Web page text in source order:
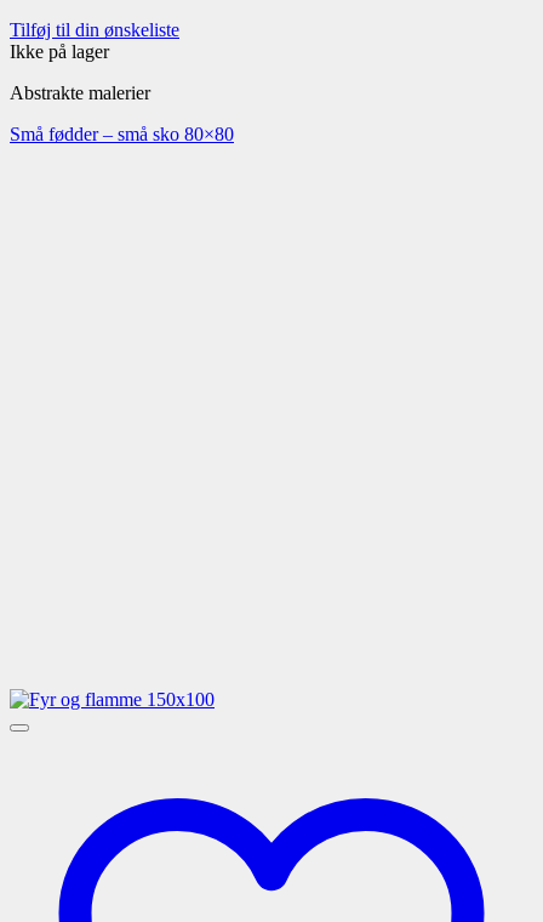
Tilføj til din ønskeliste
Ikke på lager
Abstrakte malerier
Små fødder – små sko 80×80